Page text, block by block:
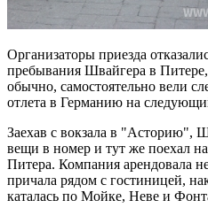
Организаторы приезда
пребывания Швайгера в
обычно, самостоятельно вели
отлета в Германию на
Заехав с вокзала в "Асторию",
вещи в номер и тут же поехал
Питера. Компания арендовала
причала рядом с гостиницей,
каталась по Мойке, Неве и